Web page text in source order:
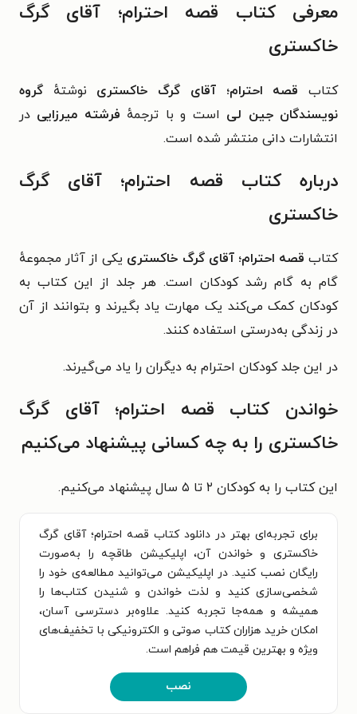
معرفی کتاب قصه احترام؛ آقای گرگ
خاکستری
کتاب قصه احترام؛ آقای گرگ خاکستری نوشتهٔ گروه
نویسندگان جین لی است و با ترجمهٔ فرشته میرزایی در
انتشارات دانی منتشر شده است.
درباره کتاب قصه احترام؛ آقای گرگ
خاکستری
کتاب قصه احترام؛ آقای گرگ خاکستری یکی از آثار مجموعهٔ
گام به گام رشد کودکان است. هر جلد از این کتاب به
کودکان کمک می‌کند یک مهارت یاد بگیرند و بتوانند از آن
در زندگی به‌درستی استفاده کنند.
در این جلد کودکان احترام به دیگران را یاد می‌گیرند.
خواندن کتاب قصه احترام؛ آقای گرگ
خاکستری را به چه کسانی پیشنهاد می‌کنیم
این کتاب را به کودکان ۲ تا ۵ سال پیشنهاد می‌کنیم.
برای تجربه‌ای بهتر در دانلود کتاب قصه احترام؛ آقای گرگ
خاکستری و خواندن آن، اپلیکیشن طاقچه را به‌صورت
رایگان نصب کنید. در اپلیکیشن می‌توانید مطالعه‌ی خود را
شخصی‌سازی کنید و لذت خواندن و شنیدن کتاب‌ها را
همیشه و همه‌جا تجربه کنید. علاوه‌بر دسترسی آسان،
امکان خرید هزاران کتاب صوتی و الکترونیکی با تخفیف‌های
ویژه و بهترین قیمت هم فراهم است.
نصب